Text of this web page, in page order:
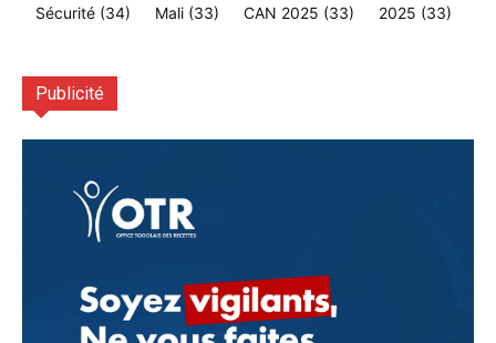
Sécurité (34) Mali (33) CAN 2025 (33) 2025 (33)
Publicité